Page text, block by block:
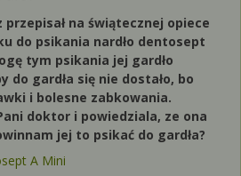
przepisał na świątecznej opiece
do psikania nardło dentosept
tym psikania jej gardło
do gardła się nie dostało, bo
i bolesne zabkowania.
doktor i powiedziala, ze ona
jej to psikać do gardła?
A Mini